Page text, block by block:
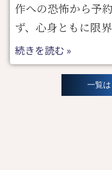
作への恐怖から予
ず、心身ともに限
続きを読む »
一覧